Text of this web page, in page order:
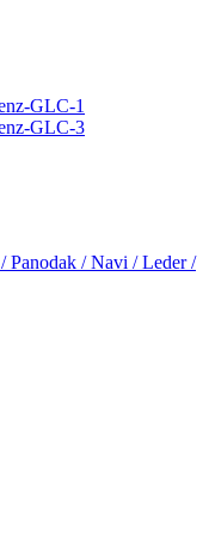
Panodak / Navi / Leder /